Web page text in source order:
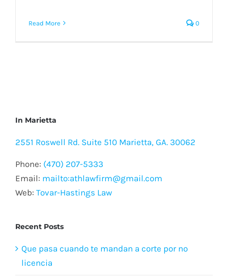
Read More 0
In Marietta
2551 Roswell Rd. Suite 510 Marietta, GA. 30062
Phone: (470) 207-5333
Email: mailto:athlawfirm@gmail.com
Web: Tovar-Hastings Law
Recent Posts
Que pasa cuando te mandan a corte por no
licencia